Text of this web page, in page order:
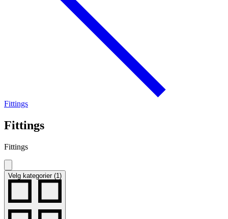
Fittings
Fittings
Fittings
Velg kategorier (1)